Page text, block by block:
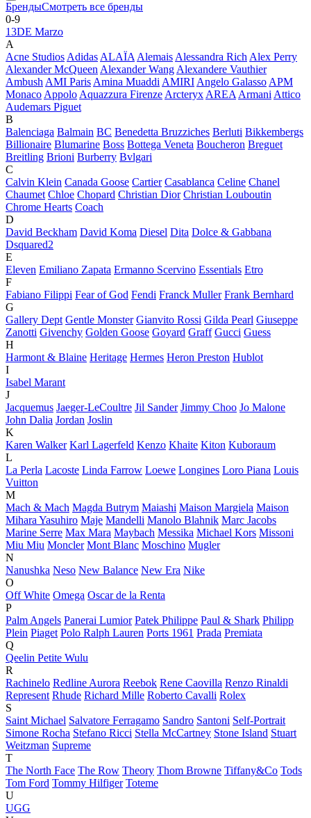
БрендыСмотреть все бренды
0-9
13DE Marzo
A
Acne StudiosAdidasALAÏAAlemaisAlessandra RichAlex Perry
Alexander McQueenAlexander WangAlexandere Vauthier
AmbushAMI ParisAmina MuaddiAMIRIAngelo GalassoAPM
MonacoAppoloAquazzura FirenzeArcteryxAREAArmaniAttico
Audemars Piguet
B
Balenciaga Balmain BC Benedetta Bruzziches Berluti Bikkembergs
Billionaire Blumarine Boss Bottega Veneta Boucheron Breguet
Breitling Brioni Burberry Bvlgari
C
Calvin Klein Canada Goose Cartier Casablanca Celine Chanel
Chaumet Chloe Chopard Christian Dior Christian Louboutin
Chrome Hearts Coach
D
David Beckham David Koma Diesel Dita Dolce & Gabbana
Dsquared2
E
Eleven Emiliano Zapata Ermanno Scervino Essentials Etro
F
Fabiano Filippi Fear of God Fendi Franck Muller Frank Bernhard
G
Gallery Dept Gentle Monster Gianvito Rossi Gilda Pearl Giuseppe
Zanotti Givenchy Golden Goose Goyard Graff Gucci Guess
H
Harmont & Blaine Heritage Hermes Heron Preston Hublot
I
Isabel Marant
J
Jacquemus Jaeger-LeCoultre Jil Sander Jimmy Choo Jo Malone
John Dalia Jordan Joslin
K
Karen Walker Karl Lagerfeld Kenzo Khaite Kiton Kuboraum
L
La Perla Lacoste Linda Farrow Loewe Longines Loro Piana Louis
Vuitton
M
Mach & Mach Magda Butrym Maiashi Maison Margiela Maison
Mihara Yasuhiro Maje Mandelli Manolo Blahnik Marc Jacobs
Marine Serre Max Mara Maybach Messika Michael Kors Missoni
Miu Miu Moncler Mont Blanc Moschino Mugler
N
Nanushka Neso New Balance New Era Nike
O
Off White Omega Oscar de la Renta
P
Palm Angels Panerai Lumior Patek Philippe Paul & Shark Philipp
Plein Piaget Polo Ralph Lauren Ports 1961 Prada Premiata
Q
Qeelin Petite Wulu
R
Rachinelo Redline Aurora Reebok Rene Caovilla Renzo Rinaldi
Represent Rhude Richard Mille Roberto Cavalli Rolex
S
Saint Michael Salvatore Ferragamo Sandro Santoni Self-Portrait
Simone Rocha Stefano Ricci Stella McCartney Stone Island Stuart
Weitzman Supreme
T
The North Face The Row Theory Thom Browne Tiffany&Co Tods
Tom Ford Tommy Hilfiger Toteme
U
UGG